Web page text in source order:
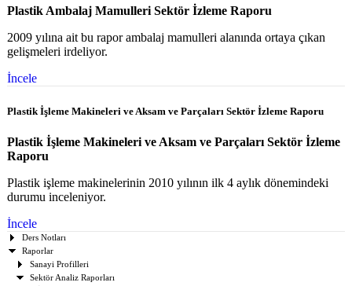
Plastik Ambalaj Mamulleri Sektör İzleme Raporu
2009 yılına ait bu rapor ambalaj mamulleri alanında ortaya çıkan
gelişmeleri irdeliyor.
İncele
Plastik İşleme Makineleri ve Aksam ve Parçaları Sektör İzleme Raporu
Plastik İşleme Makineleri ve Aksam ve Parçaları Sektör İzleme
Raporu
Plastik işleme makinelerinin 2010 yılının ilk 4 aylık dönemindeki
durumu inceleniyor.
İncele
Ders Notları
Raporlar
Sanayi Profilleri
Sektör Analiz Raporları